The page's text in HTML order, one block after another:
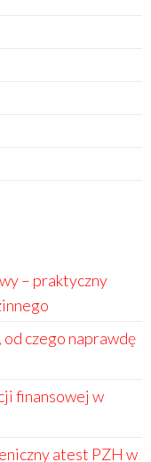
– praktyczny
od czego naprawdę
finansowej w
atest PZH w